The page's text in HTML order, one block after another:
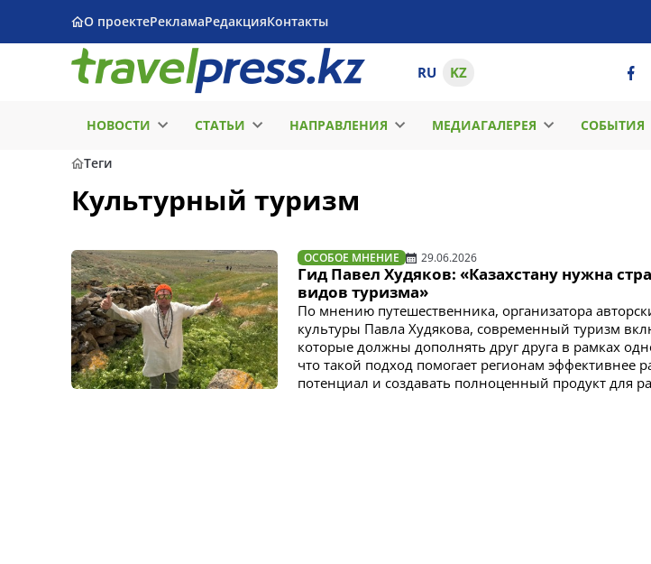
О проектеРекламаРедакцияКонтакты
RU KZ
НОВОСТИ СТАТЬИ НАПРАВЛЕНИЯ МЕДИАГАЛЕРЕЯ СОБЫТИЯ
Теги
Культурный туризм
ОСОБОЕ МНЕНИЕ 29.06.2026
Гид Павел Худяков: «Казахстану нужна
видов туризма»
По мнению путешественника, организатора
культуры Павла Худякова, современный туризм
которые должны дополнять друг друга в рамках
что такой подход помогает регионам эффективнее
потенциал и создавать полноценный продукт для